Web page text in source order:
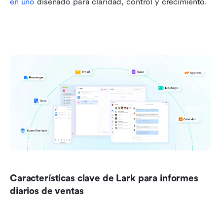
Características clave de Lark para informes
diarios de ventas